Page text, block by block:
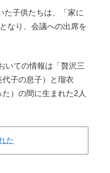
子供たちは、「家に
なり、会議への出席を
いての情報は「贅沢三
子の息子）と瑠衣
）の間に生まれた2人
た